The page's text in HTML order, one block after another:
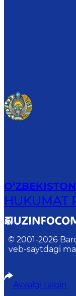
HUKUMAT
© 2001-2026
veb-saytdagi
Avvalgi talqin